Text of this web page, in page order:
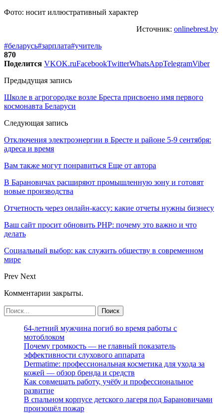
Фото: носит иллюстративный характер
Источник: onlinebrest.by
#беларусь#зарплата#учитель
870
Поделится VKOK.ruFacebookTwitterWhatsAppTelegramViber
Предыдущая запись
Школе в агрогородке возле Бреста присвоено имя первого
космонавта Беларуси
Следующая запись
Отключения электроэнергии в Бресте и районе 5-9 сентября:
адреса и время
Вам также могут понравиться Еще от автора
В Барановичах расширяют промышленную зону и готовят
новые производства
Отчетность через онлайн-кассу: какие отчеты нужны бизнесу
Ваш сайт просит обновить PHP: почему это важно и что
делать
Социальный выбор: как служить обществу в современном
мире
Prev Next
Комментарии закрыты.
64-летний мужчина погиб во время работы с
мотоблоком
Почему громкость — не главный показатель
эффективности слухового аппарата
Dermatime: профессиональная косметика для ухода за
кожей — обзор бренда и средств
Как совмещать работу, учёбу и профессиональное
развитие
В спальном корпусе детского лагеря под Барановичами
произошёл пожар